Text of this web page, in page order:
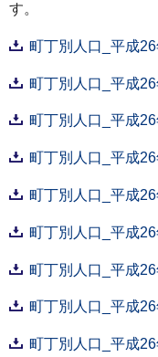
す。
町丁別人口_平成
町丁別人口_平成
町丁別人口_平成
町丁別人口_平成
町丁別人口_平成
町丁別人口_平成
町丁別人口_平成
町丁別人口_平成
町丁別人口_平成